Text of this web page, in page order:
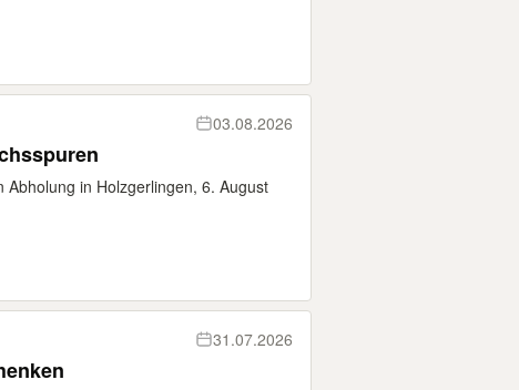
03.08.2026
in Holzgerlingen, 6. August
31.07.2026